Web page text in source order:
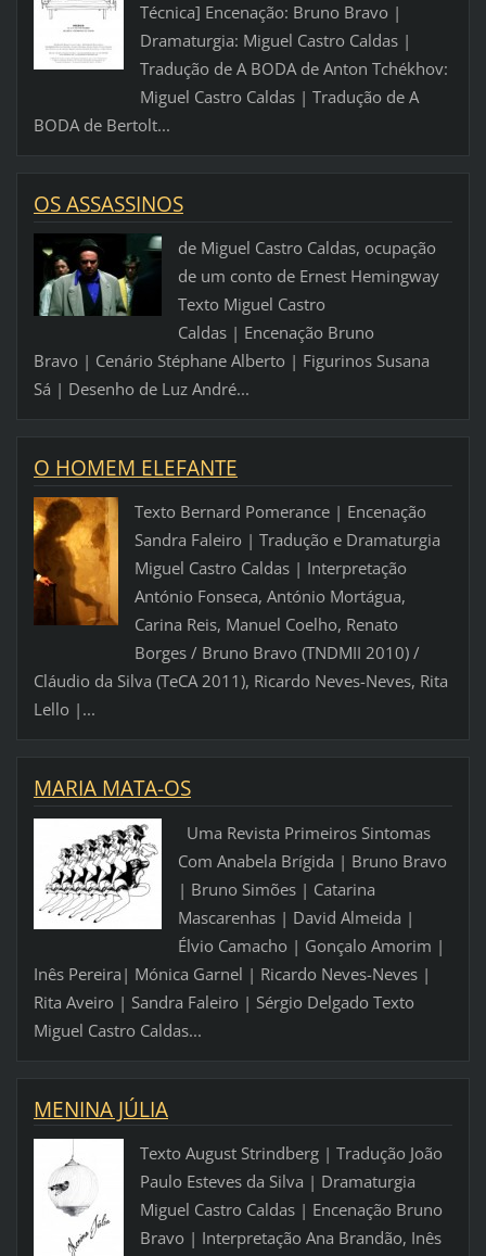
Técnica] Encenação: Bruno Bravo |
Dramaturgia: Miguel Castro Caldas |
Tradução de A BODA de Anton Tchékhov:
Miguel Castro Caldas | Tradução de A
BODA de Bertolt...
OS ASSASSINOS
de Miguel Castro Caldas, ocupação
de um conto de Ernest Hemingway
Texto Miguel Castro
Caldas | Encenação Bruno
Bravo | Cenário Stéphane Alberto | Figurinos Susana
Sá | Desenho de Luz André...
O HOMEM ELEFANTE
Texto Bernard Pomerance | Encenação
Sandra Faleiro | Tradução e Dramaturgia
Miguel Castro Caldas | Interpretação
António Fonseca, António Mortágua,
Carina Reis, Manuel Coelho, Renato
Borges / Bruno Bravo (TNDMII 2010) /
Cláudio da Silva (TeCA 2011), Ricardo Neves-Neves, Rita
Lello |...
MARIA MATA-OS
Uma Revista Primeiros Sintomas
Com Anabela Brígida | Bruno Bravo
| Bruno Simões | Catarina
Mascarenhas | David Almeida |
Élvio Camacho | Gonçalo Amorim |
Inês Pereira| Mónica Garnel | Ricardo Neves-Neves |
Rita Aveiro | Sandra Faleiro | Sérgio Delgado Texto
Miguel Castro Caldas...
MENINA JÚLIA
Texto August Strindberg | Tradução João
Paulo Esteves da Silva | Dramaturgia
Miguel Castro Caldas | Encenação Bruno
Bravo | Interpretação Ana Brandão, Inês